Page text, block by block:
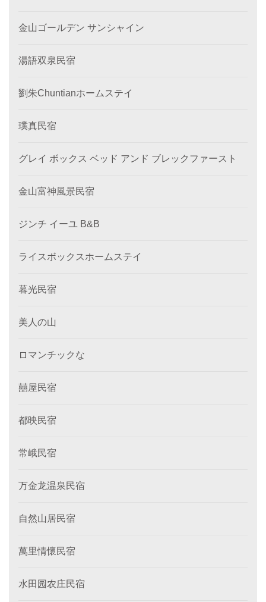
金山ゴールデン サンシャイン
湯語双泉民宿
劉朱Chuntianホームステイ
璞真民宿
グレイ ボックス ベッド アンド ブレックファースト
金山富神風景民宿
ジンチ イーユ B&B
ライスボックスホームステイ
暮光民宿
美人の山
ロマンチックな
囍屋民宿
都映民宿
常峨民宿
万金龙温泉民宿
自然山居民宿
萬里情懷民宿
水田园农庄民宿